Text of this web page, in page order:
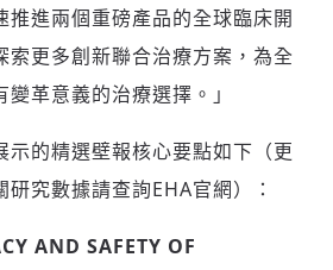
推進兩個重磅產品的全球臨床開
索更多創新聯合治療方案，為全
革意義的治療選擇。」
示的精選壁報核心要點如下（更
究數據請查詢EHA官網）：
AND SAFETY OF